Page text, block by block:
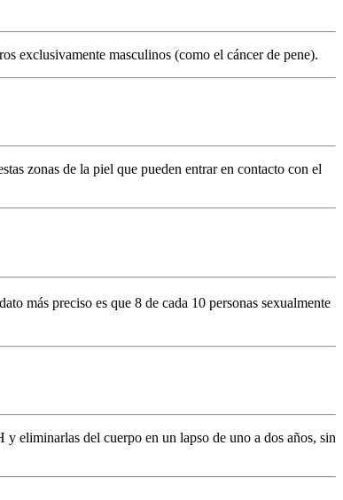
exclusivamente masculinos (como el cáncer de pene).
zonas de la piel que pueden entrar en contacto con el
más preciso es que 8 de cada 10 personas sexualmente
eliminarlas del cuerpo en un lapso de uno a dos años, sin